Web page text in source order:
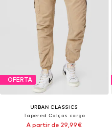
OFERTA
URBAN CLASSICS
Tapered Calças cargo
A partir de 29,99€